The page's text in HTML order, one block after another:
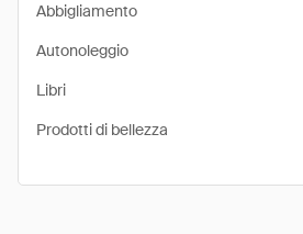
Abbigliamento
Autonoleggio
Libri
Prodotti di bellezza